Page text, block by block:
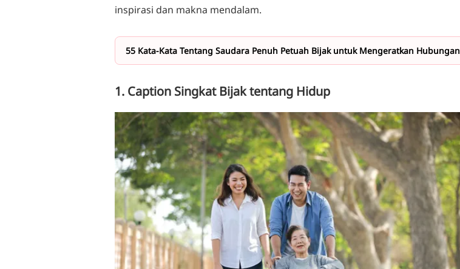
inspirasi dan makna mendalam.
55 Kata-Kata Tentang Saudara Penuh Petuah Bijak untuk Mengeratkan Hubungan
1. Caption Singkat Bijak tentang Hidup